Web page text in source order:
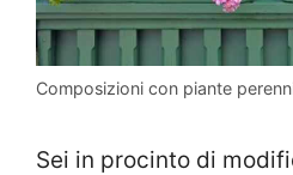
Composizioni con piante
Sei in procinto di